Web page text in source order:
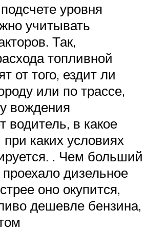
уровня
учитывать
Так,
топливной
от того, ездит ли
или по трассе,
вождения
водитель, в какое
каких условиях
. Чем больший
проехало дизельное
оно окупится,
дешевле бензина,